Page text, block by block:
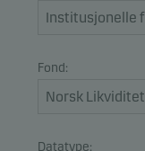
Fond:
Datatype: